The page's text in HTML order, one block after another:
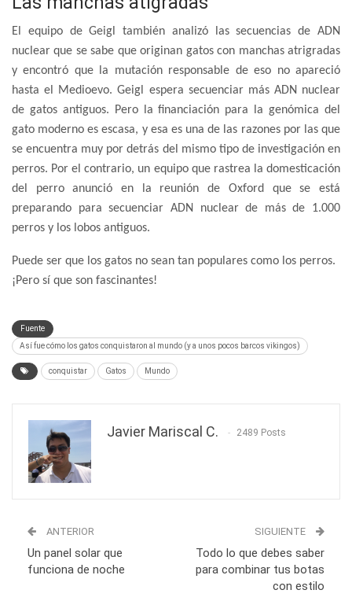
El equipo de Geigl también analizó las secuencias de ADN
nuclear que se sabe que originan gatos con manchas atrigradas
y encontró que la mutación responsable de eso no apareció
hasta el Medioevo. Geigl espera secuenciar más ADN nuclear
de gatos antiguos. Pero la financiación para la genómica del
gato moderno es escasa, y esa es una de las razones por las que
se encuentra muy por detrás del mismo tipo de investigación en
perros. Por el contrario, un equipo que rastrea la domesticación
del perro anunció en la reunión de Oxford que se está
preparando para secuenciar ADN nuclear de más de 1.000
perros y los lobos antiguos.
Puede ser que los gatos no sean tan populares como los perros.
¡Pero sí que son fascinantes!
Fuente
Así fue cómo los gatos conquistaron al mundo (y a unos pocos barcos vikingos)
conquistar Gatos Mundo
Javier Mariscal C. 2489 Posts
ANTERIOR
Un panel solar que
funciona de noche
SIGUIENTE
Todo lo que debes saber
para combinar tus botas
con estilo